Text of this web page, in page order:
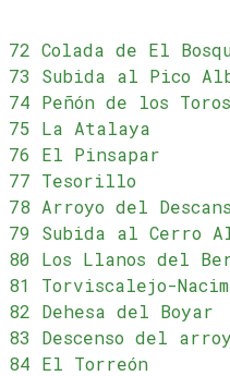
72 Colada de El
73 Subida al Pico
74 Peñón de los Toros
75 La Atalaya
76 El Pinsapar
77 Tesorillo
78 Arroyo del
79 Subida al Cerro
80 Los Llanos del
81 Torviscalejo-
82 Dehesa del Boyar
83 Descenso del
84 El Torreón